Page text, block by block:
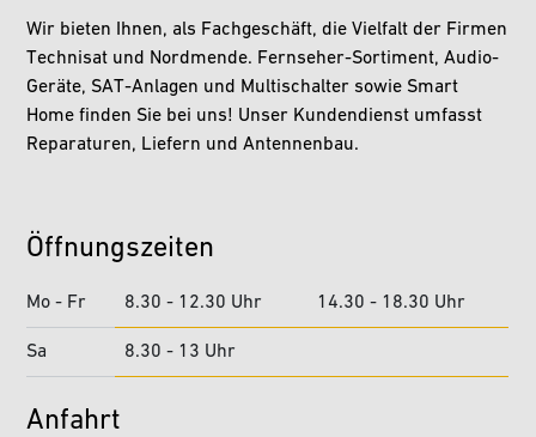
Wir bieten Ihnen, als Fachgeschäft, die Vielfalt der Firmen
Technisat und Nordmende. Fernseher-Sortiment, Audio-
Geräte, SAT-Anlagen und Multischalter sowie Smart
Home finden Sie bei uns! Unser Kundendienst umfasst
Reparaturen, Liefern und Antennenbau.
Öffnungszeiten
Mo - Fr 8.30 - 12.30 Uhr 14.30 - 18.30 Uhr
Sa 8.30 - 13 Uhr
Anfahrt